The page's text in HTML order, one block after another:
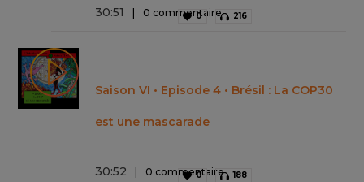
30:51 0 commentaire
0 216
Saison VI • Episode 4 • Brésil : La COP30
est une mascarade
30:52 0 commentaire
0 188